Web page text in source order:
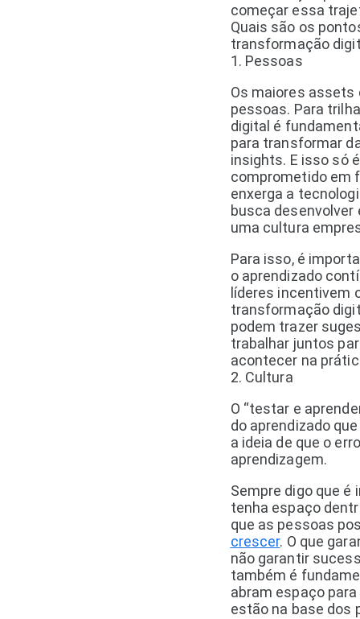
começar essa
Quais são os
transformação
1. Pessoas
Os maiores assets
pessoas. Para
digital é
para transformar
insights. E isso só
comprometido em
enxerga a
busca
uma cultura
Para isso, é
o aprendizado
líderes incentivem
transformação
podem trazer
trabalhar juntos
acontecer na
2. Cultura
O “testar e
do aprendizado
a ideia de que o
aprendizagem.
Sempre digo que
tenha espaço
que as pessoas
crescer. O que
não garantir
também é
abram espaço
estão na base dos